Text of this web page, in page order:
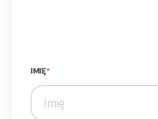
IMIĘ